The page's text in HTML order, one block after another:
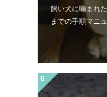
飼い犬に噛まれ
までの手順マニ